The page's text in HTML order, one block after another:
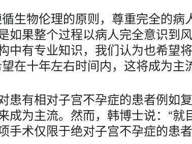
生物伦理的原则，尊重完全的
如果整个过程以病人完全意识到
中有专业知识，我们认为也希望
在十年左右时间内，这将成为主
患有相对子宫不孕症的患者例如
成为主流。然而，韩博士说：“
手术仅限于绝对子宫不孕症的患